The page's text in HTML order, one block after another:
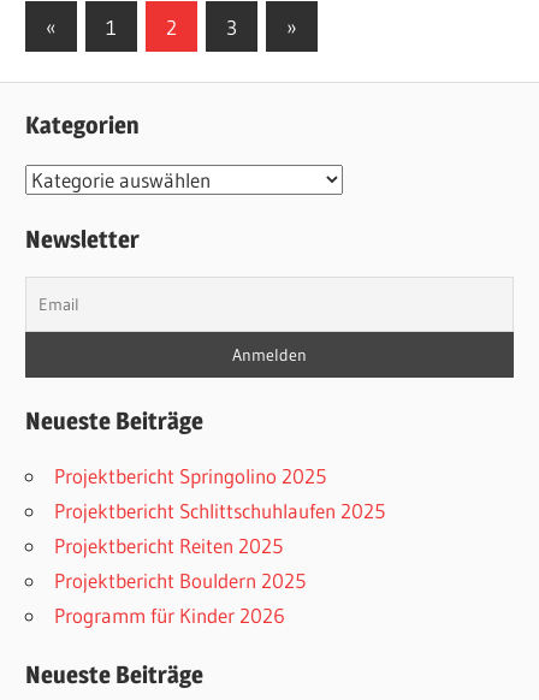
Seitennummerierung
Beiträge
« Vorherige
Beiträge
1 2 3
Nächste
Beiträge
»
Kategorien
Kategorien
Newsletter
Neueste Beiträge
Projektbericht Springolino 2025
Projektbericht Schlittschuhlaufen 2025
Projektbericht Reiten 2025
Projektbericht Bouldern 2025
Programm für Kinder 2026
Neueste Beiträge